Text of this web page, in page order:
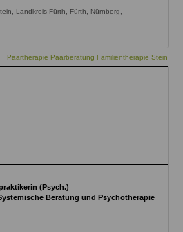
Landkreis Fürth, Fürth, Nürnberg,
Paartherapie Paarberatung Familientherapie Stein
(Psych.)
Beratung und Psychotherapie